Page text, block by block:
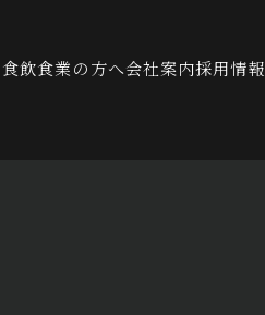
飲食業の方へ会社案内採用情報